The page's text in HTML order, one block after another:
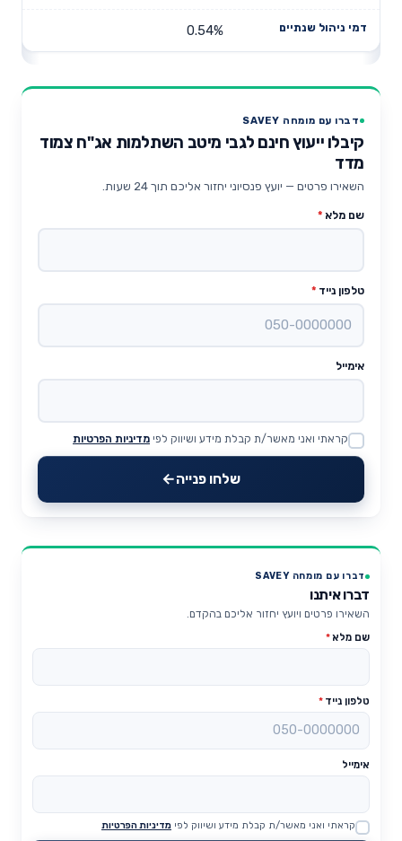
0.54%
דברו עם מומחה SAVEY
קיבלו ייעוץ חינם לגבי מיטב השתלמות אג"ח צמוד
מדד
השאירו פרטים — יועץ פנסיוני יחזור אליכם תוך 24 שעות.
שם מלא *
טלפון נייד *
אימייל
Website
קראתי ואני מאשר/ת קבלת מידע ושיווק לפי מדיניות הפרטיות
שלחו פנייה
דברו עם מומחה SAVEY
דברו איתנו
השאירו פרטים ויועץ יחזור אליכם בהקדם.
שם מלא*
טלפון נייד *
אימייל
Website
קראתי ואני מאשר/ת קבלת מידע ושיווק לפי מדיניות הפרטיות